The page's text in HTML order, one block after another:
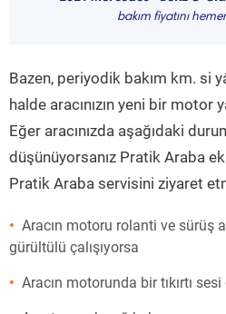
bakım fiyatını
Bazen, periyodik bakım km. si
halde aracınızın yeni bir motor
Eğer aracınızda aşağıdaki
düşünüyorsanız Pratik Araba
Pratik Araba servisini ziyaret
Aracın motoru rolanti ve sürüş
gürültülü çalışıyorsa
Aracın motorunda bir tıkırtı